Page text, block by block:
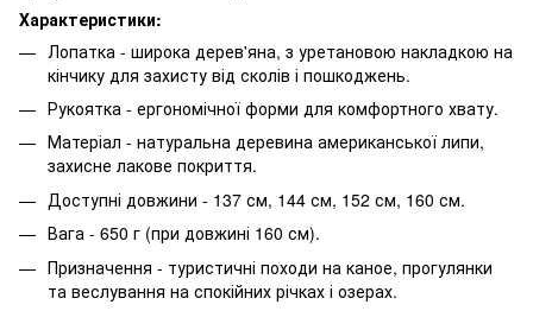
Характеристики:
Лопатка - широка дерев'яна, з уретановою накладкою на
кінчику для захисту від сколів і пошкоджень.
Рукоятка - ергономічної форми для комфортного хвату.
Матеріал - натуральна деревина американської липи,
захисне лакове покриття.
Доступні довжини - 137 см, 144 см, 152 см, 160 см.
Вага - 650 г (при довжині 160 см).
Призначення - туристичні походи на каное, прогулянки
та веслування на спокійних річках і озерах.